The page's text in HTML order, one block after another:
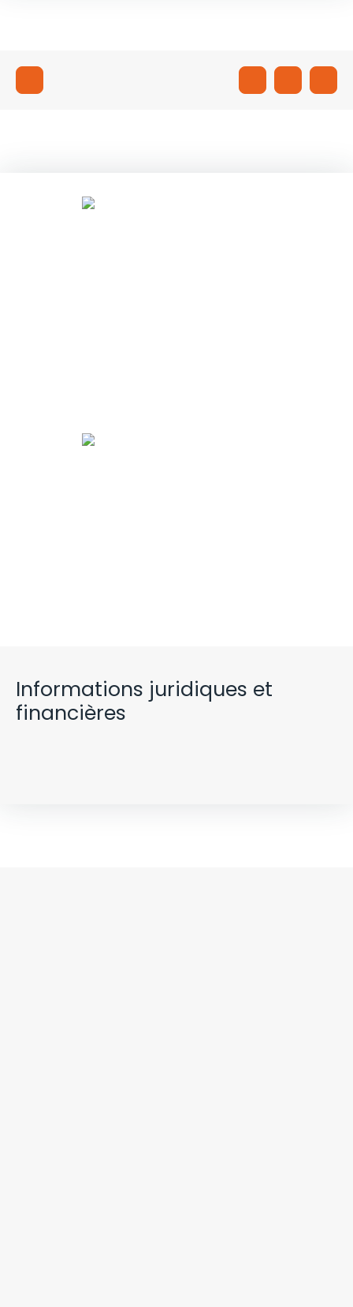
Informations juridiques et
financières